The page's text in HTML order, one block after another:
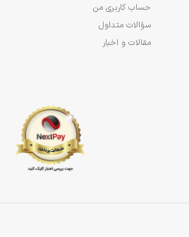
حساب کاربری من
سؤالات متداول
مقالات و اخبار